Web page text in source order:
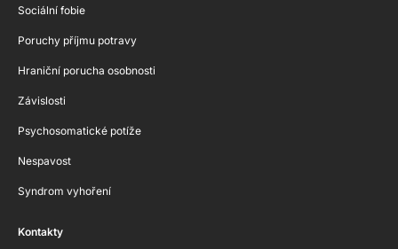
Sociální fobie
Poruchy příjmu potravy
Hraniční porucha osobnosti
Závislosti
Psychosomatické potíže
Nespavost
Syndrom vyhoření
Kontakty